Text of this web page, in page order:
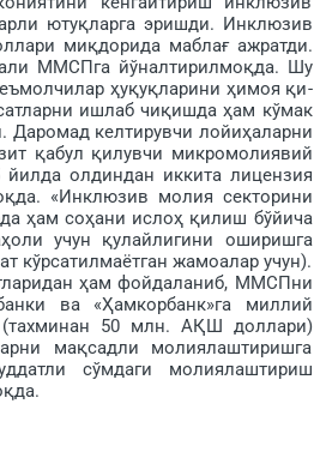
ютуқларга эришди. Инклюзив
миқдорида маблағ ажратди.
ММCПга йўналтирилмоқда. Шу
ҳуқуқларини ҳимоя қи­
ишлаб чиқишда ҳам кўмак
келтирувчи лойиҳаларни
қабул қилувчи микромолия­вий
йилда олдиндан иккита лицензия
«Инклюзив молия секторини
ҳам соҳани ислоҳ қилиш бўйича
учун қу­лайлигини оширишга
кўрсатилмаётган жамоалар учун).
ҳам фойдаланиб, ММCПни
ва «Ҳамкорбанк»­га миллий
50 млн. АҚШ доллари)
мақсадли молиялаштиришга
сўмдаги молиялаштириш